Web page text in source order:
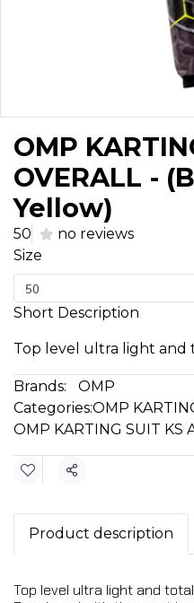
OMP
OVERALL -
Yellow)
50
no reviews
Size
50
Short Description
Top level ultra light
Brands:
OMP
Categories:OMP
OMP KARTING SUIT KS
Share
Product description
Top level ultra light and